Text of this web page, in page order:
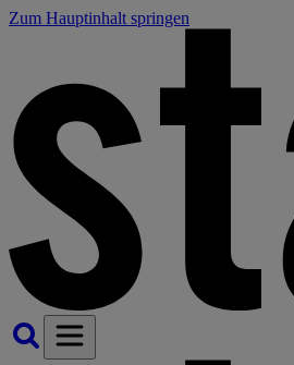
Zum Hauptinhalt springen